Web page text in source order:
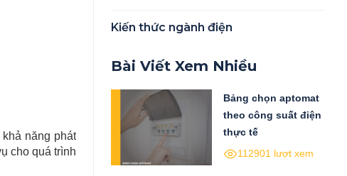
năng phát
cho quá trình
Kiến thức ngành điện
Bài Viết Xem Nhiều
Bảng chọn aptomat
theo công suất điện
thực tế
112901 lượt xem